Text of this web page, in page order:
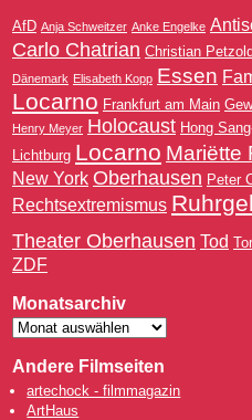
AfD Anja Schweitzer Anke Engelke
Carlo Chatrian Christian
Dänemark Elisabeth Kopp Essen
Locarno Frankfurt am Main
Henry Meyer Holocaust Hong
Lichtburg Locarno Mariëtte
New York Oberhausen Peter
Rechtsextremismus
Theater Oberhausen Tod
ZDF
Monatsarchiv
Andere Filmseiten
artechock - filmmagazin
ArtHaus